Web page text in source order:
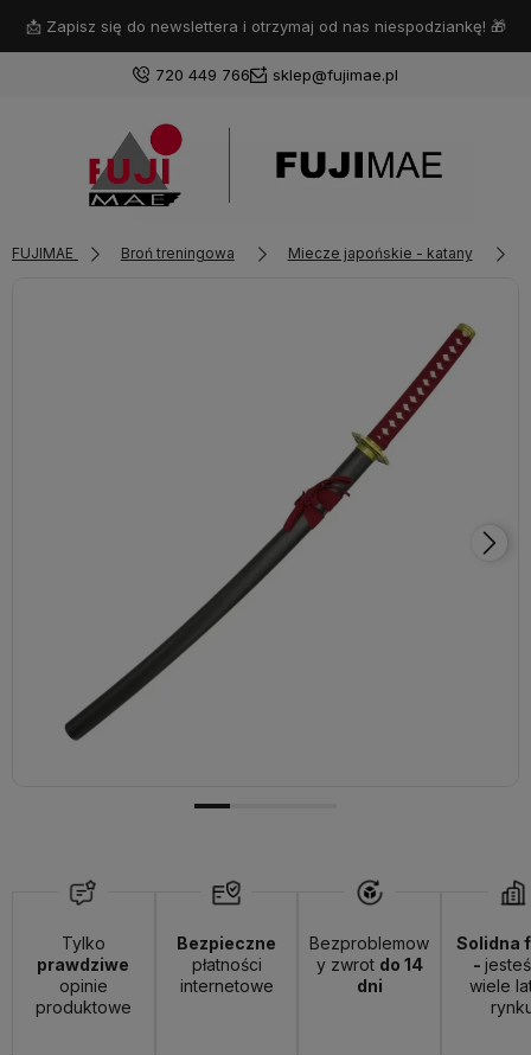
📩 Zapisz się do newslettera i otrzymaj od nas niespodziankę! 🎁
720 449 766 sklep@fujimae.pl
Załóż konto
Wybierz coś dla siebie z naszej aktualnej oferty lub zaloguj
się, aby przywrócić dodane produkty do listy z poprzedniej
FUJIMAE Broń treningowa Miecze japońskie - katany
Tylko
prawdziwe
opinie
produktowe
Bezpieczne
płatności
internetowe
Bezproblemow
y zwrot do 14
dni
Solidna
-
wiele